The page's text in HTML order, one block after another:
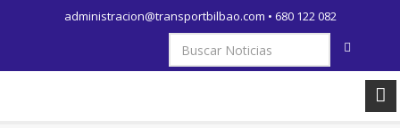
administracion@transportbilbao.com • 680 122 082